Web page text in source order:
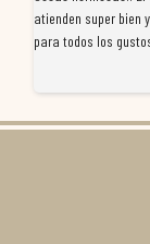
atienden super bien
para todos los